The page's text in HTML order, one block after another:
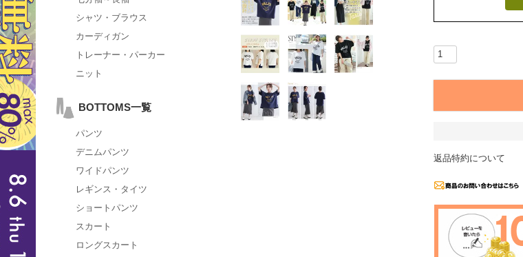
シャツ・ブラウス
カーディガン
トレーナー・パーカー
ニット
BOTTOMS一覧
パンツ
デニムパンツ
ワイドパンツ
レギンス・タイツ
ショートパンツ
スカート
ロングスカート
返品特約について